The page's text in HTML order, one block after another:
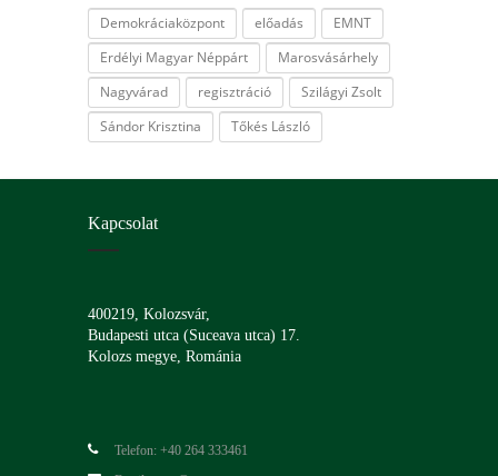
Demokráciaközpont előadás
EMNT
Erdélyi Magyar Néppárt
Marosvásárhely
Nagyvárad
regisztráció
Szilágyi Zsolt
Sándor Krisztina
Tőkés László
Kapcsolat
400219, Kolozsvár,
Budapesti utca (Suceava utca) 17.
Kolozs megye, Románia
Telefon: +40 264 333461